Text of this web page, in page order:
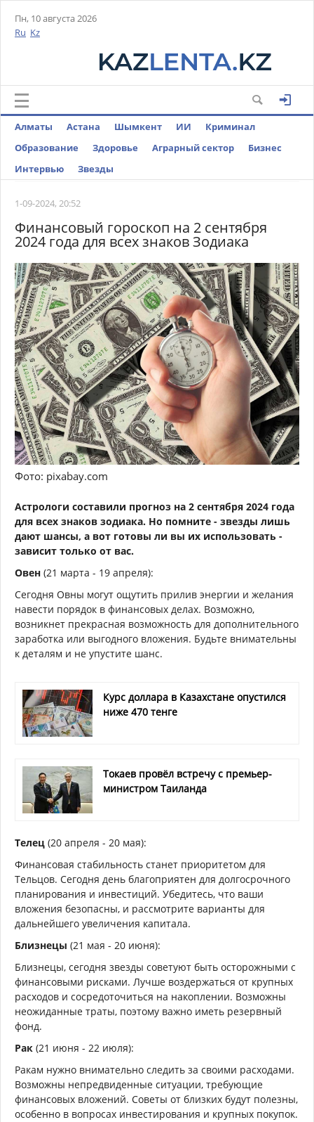
Пн, 10 августа 2026
Ru Kz
Алматы Астана Шымкент ИИ
Криминал
Образование
Здоровье Аграрный сектор
Бизнес
Интервью
Звезды
1-09-2024, 20:52
Финансовый гороскоп на 2 сентября
2024 года для всех знаков Зодиака
Фото: pixabay.com
Астрологи составили прогноз на 2 сентября 2024 года
для всех знаков зодиака. Но помните - звезды лишь
дают шансы, а вот готовы ли вы их использовать -
зависит только от вас.
Овен (21 марта - 19 апреля):
Сегодня Овны могут ощутить прилив энергии и желания
навести порядок в финансовых делах. Возможно,
возникнет прекрасная возможность для дополнительного
заработка или выгодного вложения. Будьте внимательны
к деталям и не упустите шанс.
Курс доллара в Казахстане опустился
ниже 470 тенге
Токаев провёл встречу с премьер-
министром Таиланда
Телец (20 апреля - 20 мая):
Финансовая стабильность станет приоритетом для
Тельцов. Сегодня день благоприятен для долгосрочного
планирования и инвестиций. Убедитесь, что ваши
вложения безопасны, и рассмотрите варианты для
дальнейшего увеличения капитала.
Близнецы (21 мая - 20 июня):
Близнецы, сегодня звезды советуют быть осторожными с
финансовыми рисками. Лучше воздержаться от крупных
расходов и сосредоточиться на накоплении. Возможны
неожиданные траты, поэтому важно иметь резервный
фонд.
Рак (21 июня - 22 июля):
Ракам нужно внимательно следить за своими расходами.
Возможны непредвиденные ситуации, требующие
финансовых вложений. Советы от близких будут полезны,
особенно в вопросах инвестирования и крупных покупок.